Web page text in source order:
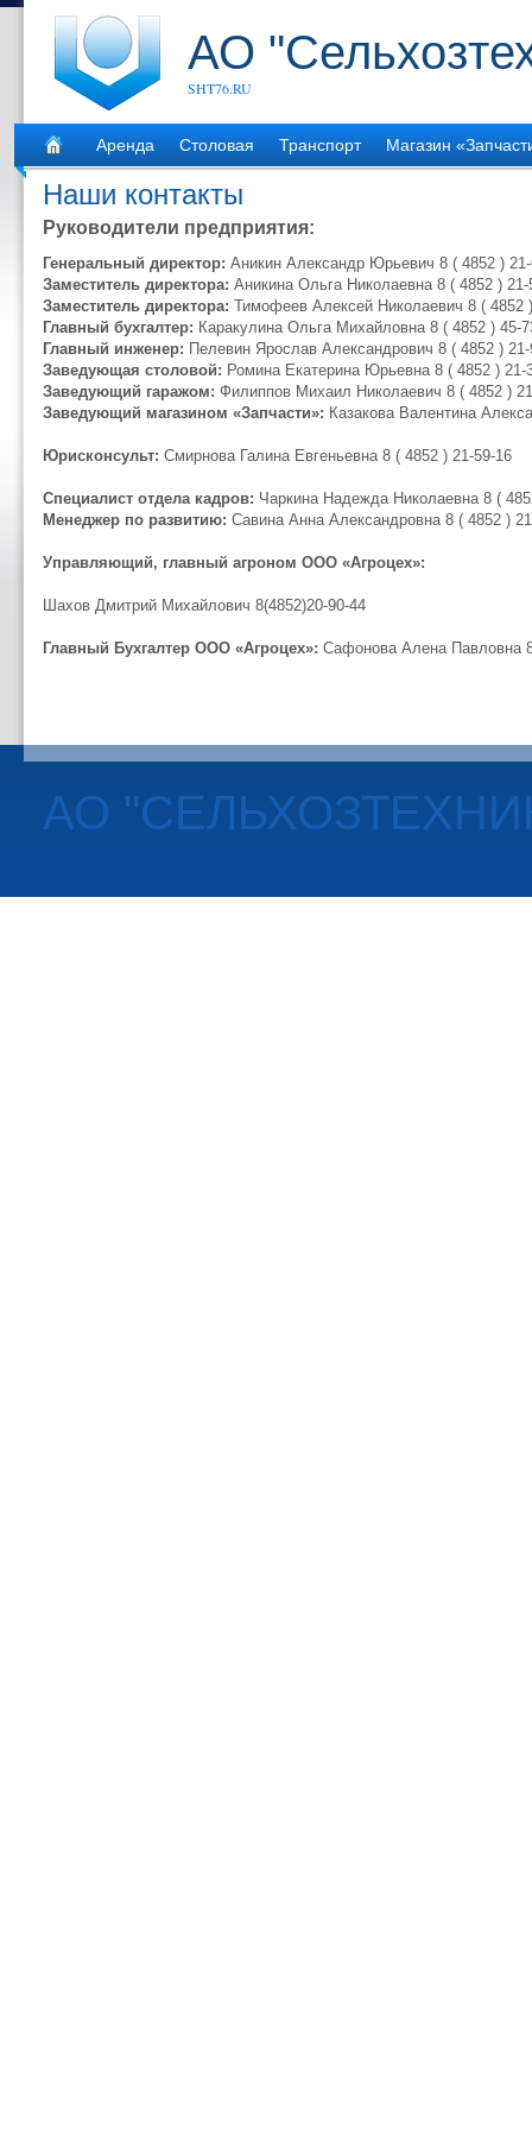
АО
SHT76.RU
Аренда Столовая Транспорт Магазин
Наши контакты
Руководители предприятия:
Генеральный директор: Аникин Александр Юрьевич 8 ( 4852 )
Заместитель директора: Аникина Ольга Николаевна 8 ( 4852 ) 21-
Заместитель директора: Тимофеев Алексей Николаевич 8 ( 4852
Главный бухгалтер: Каракулина Ольга Михайловна 8 ( 4852 ) 45-
Главный инженер: Пелевин Ярослав Александрович 8 ( 4852 ) 21-
Заведующая столовой: Ромина Екатерина Юрьевна 8 ( 4852 ) 21-
Заведующий гаражом: Филиппов Михаил Николаевич 8 ( 4852 )
Заведующий магазином «Запчасти»: Казакова Валентина
Юрисконсульт: Смирнова Галина Евгеньевна 8 ( 4852 ) 21-59-16
Специалист отдела кадров: Чаркина Надежда Николаевна 8 (
Менеджер по развитию: Савина Анна Александровна 8 ( 4852 )
Управляющий, главный агроном ООО «Агроцех»:
Шахов Дмитрий Михайлович 8(4852)20-90-44
Главный Бухгалтер ООО «Агроцех»: Сафонова Алена Павловна
АО